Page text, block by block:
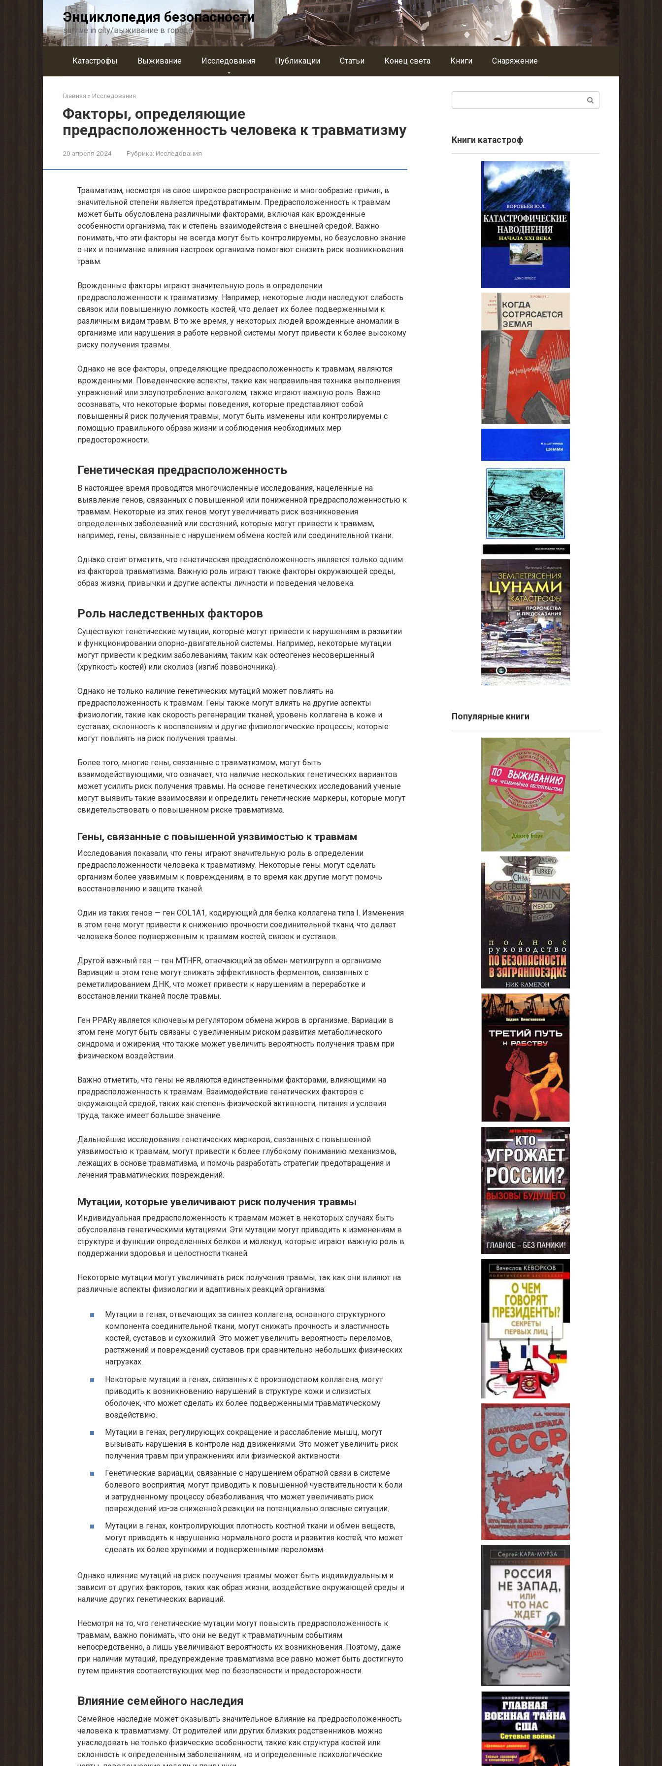
Энциклопедия безопасности
survive in city/выживание в городе
Катастрофы Выживание Исследования Публикации Статьи Конец света Книги Снаряжение
Главная » Исследования
Факторы, определяющие
предрасположенность человека к травматизму
20 апреля 2024 Рубрика: Исследования
Травматизм, несмотря на свое широкое распространение и многообразие причин, в
значительной степени является предотвратимым. Предрасположенность к травмам
может быть обусловлена различными факторами, включая как врожденные
особенности организма, так и степень взаимодействия с внешней средой. Важно
понимать, что эти факторы не всегда могут быть контролируемы, но безусловно знание
о них и понимание влияния настроек организма помогают снизить риск возникновения
травм.
Врожденные факторы играют значительную роль в определении
предрасположенности к травматизму. Например, некоторые люди наследуют слабость
связок или повышенную ломкость костей, что делает их более подверженными к
различным видам травм. В то же время, у некоторых людей врожденные аномалии в
организме или нарушения в работе нервной системы могут привести к более высокому
риску получения травмы.
Однако не все факторы, определяющие предрасположенность к травмам, являются
врожденными. Поведенческие аспекты, такие как неправильная техника выполнения
упражнений или злоупотребление алкоголем, также играют важную роль. Важно
осознавать, что некоторые формы поведения, которые представляют собой
повышенный риск получения травмы, могут быть изменены или контролируемы с
помощью правильного образа жизни и соблюдения необходимых мер
предосторожности.
Генетическая предрасположенность
В настоящее время проводятся многочисленные исследования, нацеленные на
выявление генов, связанных с повышенной или пониженной предрасположенностью к
травмам. Некоторые из этих генов могут увеличивать риск возникновения
определенных заболеваний или состояний, которые могут привести к травмам,
например, гены, связанные с нарушением обмена костей или соединительной ткани.
Однако стоит отметить, что генетическая предрасположенность является только одним
из факторов травматизма. Важную роль играют также факторы окружающей среды,
образ жизни, привычки и другие аспекты личности и поведения человека.
Роль наследственных факторов
Существуют генетические мутации, которые могут привести к нарушениям в развитии
и функционировании опорно-двигательной системы. Например, некоторые мутации
могут привести к редким заболеваниям, таким как остеогенез несовершенный
(хрупкость костей) или сколиоз (изгиб позвоночника).
Однако не только наличие генетических мутаций может повлиять на
предрасположенность к травмам. Гены также могут влиять на другие аспекты
физиологии, такие как скорость регенерации тканей, уровень коллагена в коже и
суставах, склонность к воспалениям и другие физиологические процессы, которые
могут повлиять на риск получения травмы.
Более того, многие гены, связанные с травматизмом, могут быть
взаимодействующими, что означает, что наличие нескольких генетических вариантов
может усилить риск получения травмы. На основе генетических исследований ученые
могут выявить такие взаимосвязи и определить генетические маркеры, которые могут
свидетельствовать о повышенном риске травматизма.
Гены, связанные с повышенной уязвимостью к травмам
Исследования показали, что гены играют значительную роль в определении
предрасположенности человека к травматизму. Некоторые гены могут сделать
организм более уязвимым к повреждениям, в то время как другие могут помочь
восстановлению и защите тканей.
Один из таких генов — ген COL1A1, кодирующий для белка коллагена типа I. Изменения
в этом гене могут привести к снижению прочности соединительной ткани, что делает
человека более подверженным к травмам костей, связок и суставов.
Другой важный ген — ген MTHFR, отвечающий за обмен метилгрупп в организме.
Вариации в этом гене могут снижать эффективность ферментов, связанных с
реметилированием ДНК, что может привести к нарушениям в переработке и
восстановлении тканей после травмы.
Ген PPARγ является ключевым регулятором обмена жиров в организме. Вариации в
этом гене могут быть связаны с увеличенным риском развития метаболического
синдрома и ожирения, что также может увеличить вероятность получения травм при
физическом воздействии.
Важно отметить, что гены не являются единственными факторами, влияющими на
предрасположенность к травмам. Взаимодействие генетических факторов с
окружающей средой, таких как степень физической активности, питания и условия
труда, также имеет большое значение.
Дальнейшие исследования генетических маркеров, связанных с повышенной
уязвимостью к травмам, могут привести к более глубокому пониманию механизмов,
лежащих в основе травматизма, и помочь разработать стратегии предотвращения и
лечения травматических повреждений.
Мутации, которые увеличивают риск получения травмы
Индивидуальная предрасположенность к травмам может в некоторых случаях быть
обусловлена генетическими мутациями. Эти мутации могут приводить к изменениям в
структуре и функции определенных белков и молекул, которые играют важную роль в
поддержании здоровья и целостности тканей.
Некоторые мутации могут увеличивать риск получения травмы, так как они влияют на
различные аспекты физиологии и адаптивных реакций организма:
Мутации в генах, отвечающих за синтез коллагена, основного структурного
компонента соединительной ткани, могут снижать прочность и эластичность
костей, суставов и сухожилий. Это может увеличить вероятность переломов,
растяжений и повреждений суставов при сравнительно небольших физических
нагрузках.
Некоторые мутации в генах, связанных с производством коллагена, могут
приводить к возникновению нарушений в структуре кожи и слизистых
оболочек, что может сделать их более подверженными травматическому
воздействию.
Мутации в генах, регулирующих сокращение и расслабление мышц, могут
вызывать нарушения в контроле над движениями. Это может увеличить риск
получения травм при упражнениях или физической активности.
Генетические вариации, связанные с нарушением обратной связи в системе
болевого восприятия, могут приводить к повышенной чувствительности к боли
и затрудненному процессу обезболивания, что может увеличивать риск
повреждений из-за сниженной реакции на потенциально опасные ситуации.
Мутации в генах, контролирующих плотность костной ткани и обмен веществ,
могут приводить к нарушению нормального роста и развития костей, что может
сделать их более хрупкими и подверженными переломам.
Однако влияние мутаций на риск получения травмы может быть индивидуальным и
зависит от других факторов, таких как образ жизни, воздействие окружающей среды и
наличие других генетических вариаций.
Несмотря на то, что генетические мутации могут повысить предрасположенность к
травмам, важно понимать, что они не ведут к травматичным событиям
непосредственно, а лишь увеличивают вероятность их возникновения. Поэтому, даже
при наличии мутаций, предупреждение травматизма все равно может быть достигнуто
путем принятия соответствующих мер по безопасности и предосторожности.
Влияние семейного наследия
Семейное наследие может оказывать значительное влияние на предрасположенность
человека к травматизму. От родителей или других близких родственников можно
унаследовать не только физические особенности, такие как структура костей или
склонность к определенным заболеваниям, но и определенные психологические
Книги катастроф
Популярные книги